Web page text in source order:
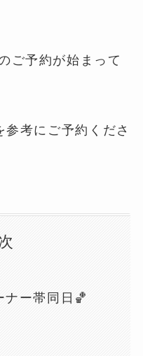
ご予約が始まって
考にご予約くださ
ナー帯同日🏀